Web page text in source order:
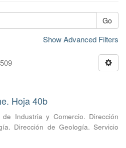
Go
Show Advanced Filters
Hoja 40b
de Industria y Comercio. Dirección
Dirección de Geología. Servicio